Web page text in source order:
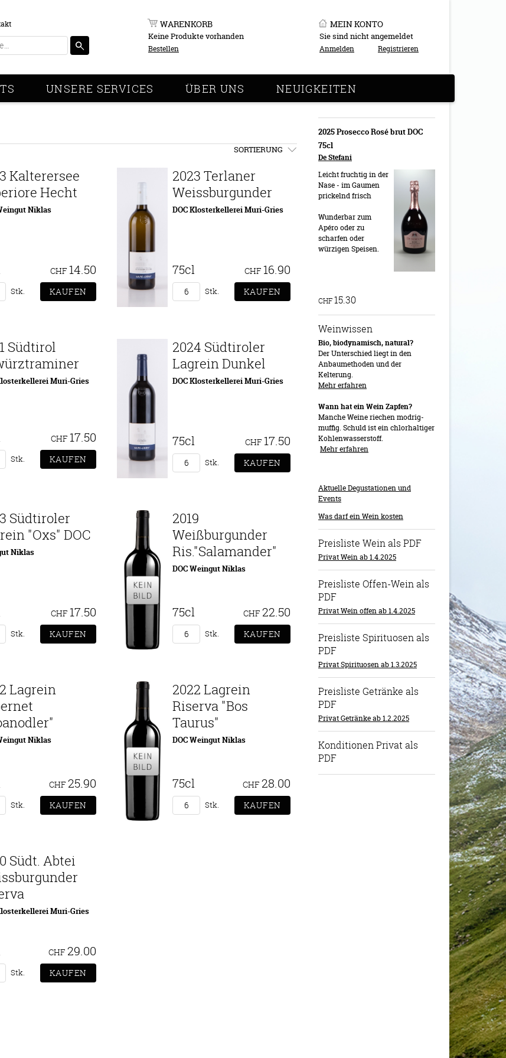
WARENKORB
Keine Produkte vorhanden
Bestellen
MEIN KONTO
Sie sind nicht angemeldet
Anmelden Registrieren
UNSERE SERVICES ÜBER UNS NEUIGKEITEN
SORTIERUNG
Kalterersee
Hecht
Niklas
CHF 14.50
Stk.
2023 Terlaner
Weissburgunder
DOC Klosterkellerei Muri-Gries
75cl CHF 16.90
Stk.
Südtirol
Muri-Gries
CHF 17.50
Stk.
2024 Südtiroler
Lagrein Dunkel
DOC Klosterkellerei Muri-Gries
75cl CHF 17.50
Stk.
Südtiroler
"Oxs" DOC
Niklas
CHF 17.50
Stk.
2019
Weißburgunder
Ris."Salamander"
DOC Weingut Niklas
75cl CHF 22.50
Stk.
Lagrein
Niklas
CHF 25.90
Stk.
2022 Lagrein
Riserva "Bos
Taurus"
DOC Weingut Niklas
75cl CHF 28.00
Stk.
Südt. Abtei
Muri-Gries
CHF 29.00
Stk.
2025 Prosecco Rosé brut DOC
75cl
De Stefani
Leicht fruchtig in der
Nase - im Gaumen
prickelnd frisch
Wunderbar zum
Apéro oder zu
scharfen oder
würzigen Speisen.
CHF15.30
Weinwissen
Bio, biodynamisch, natural?
Der Unterschied liegt in den
Anbaumethoden und der
Kelterung.
Mehr erfahren
Wann hat ein Wein Zapfen?
Manche Weine riechen modrig-
muffig. Schuld ist ein chlorhaltiger
Kohlenwasserstoff.
Mehr erfahren
Aktuelle Degustationen und
Events
Was darf ein Wein kosten
Preisliste Wein als PDF
Privat Wein ab 1.4.2025
Preisliste Offen-Wein als
PDF
Privat Wein offen ab 1.4.2025
Preisliste Spirituosen als
PDF
Privat Spirituosen ab 1.3.2025
Preisliste Getränke als
PDF
Privat Getränke ab 1.2.2025
Konditionen Privat als
PDF